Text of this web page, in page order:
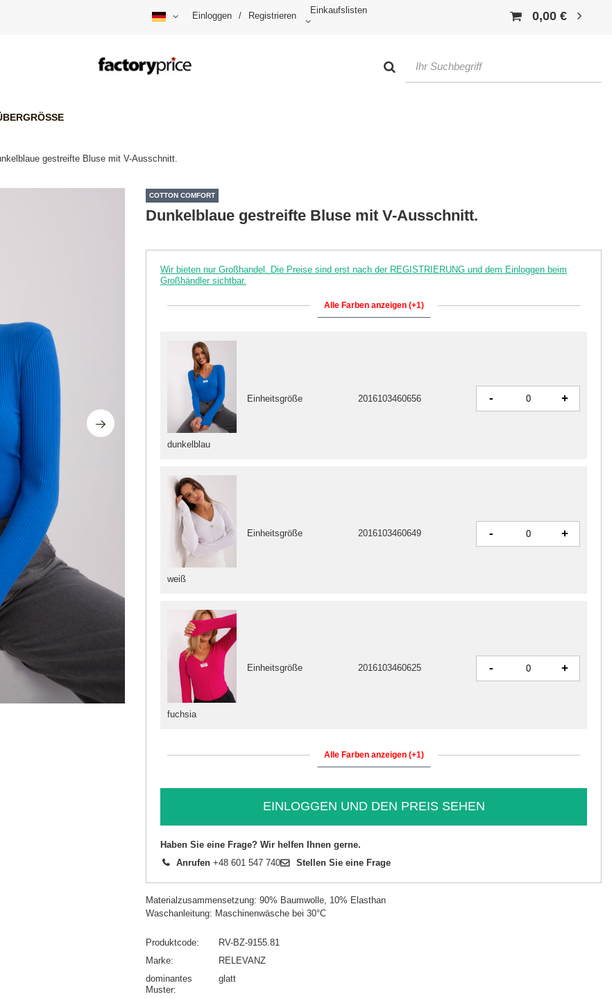
Einloggen / Registrieren
Einkaufslisten 0,00 €
gestreifte Bluse mit V-Ausschnitt.
COTTON COMFORT
Dunkelblaue gestreifte Bluse mit V-Ausschnitt.
Wir bieten nur Großhandel. Die Preise sind erst nach der REGISTRIERUNG und dem Einloggen beim
Großhändler sichtbar.
Alle Farben anzeigen (+1)
weiß
Einheitsgröße 2016103460649 - +
dunkelblau
Einheitsgröße 2016103460656 - +
fuchsia
Einheitsgröße 2016103460625 - +
Alle Farben anzeigen (+1)
EINLOGGEN UND DEN PREIS SEHEN
Haben Sie eine Frage? Wir helfen Ihnen gerne.
Anrufen +48 601 547 740 Stellen Sie eine Frage
Materialzusammensetzung: 90% Baumwolle, 10% Elasthan
Waschanleitung: Maschinenwäsche bei 30°C
Produktcode
RV-BZ-9155.81
Marke
RELEVANZ
dominantes
Muster
glatt